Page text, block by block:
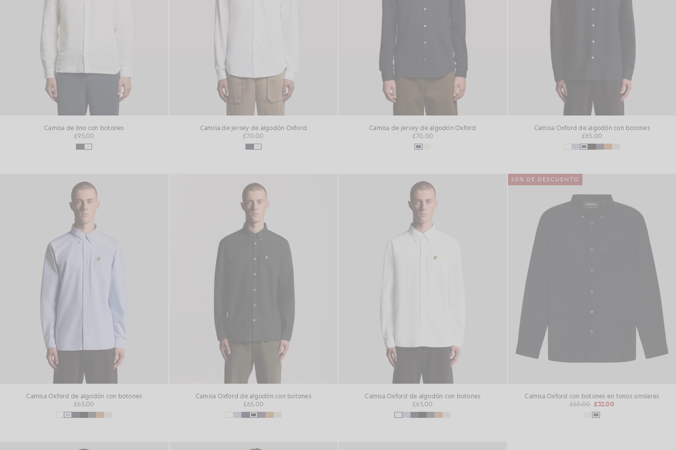
Camisa de lino con botones
£95.00
Camisa de jersey de algodón Oxford
£70.00
Camisa de jersey de algodón Oxford
£70.00
Camisa Oxford de algodón con botones
£65.00
Camisa Oxford de algodón con botones
£65.00
Camisa Oxford de algodón con botones
£65.00
Camisa Oxford de algodón con botones
£65.00
50% DE DESCUENTO
Camisa Oxford con botones en tonos similares
£65.00 £32.00